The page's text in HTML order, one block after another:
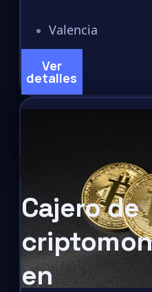
Valencia
Ver
detalles
Cajero de
en